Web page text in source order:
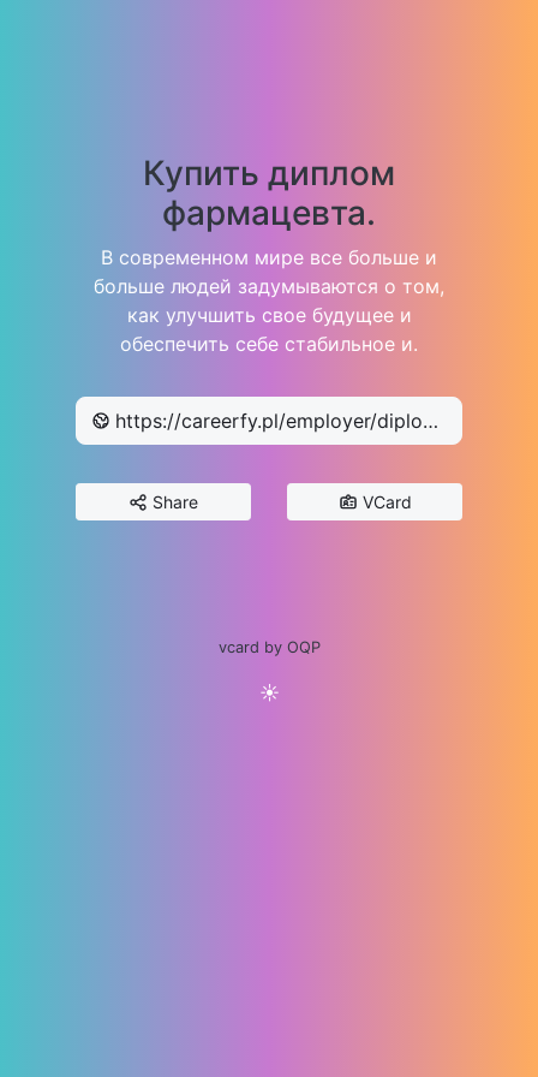
Купить диплом
фармацевта.
В современном мире все больше и
больше людей задумываются о том,
как улучшить свое будущее и
обеспечить себе стабильное и.
https://careerfy.pl/employer/diploms-ukraine/
Share VCard
vcard by OQP
☀️